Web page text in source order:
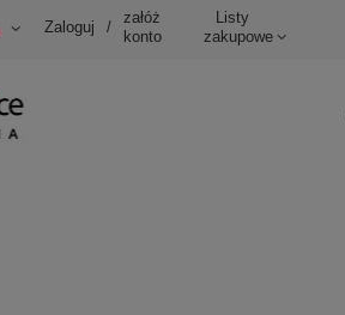
Zaloguj /
załóż
konto
Listy
zakupowe